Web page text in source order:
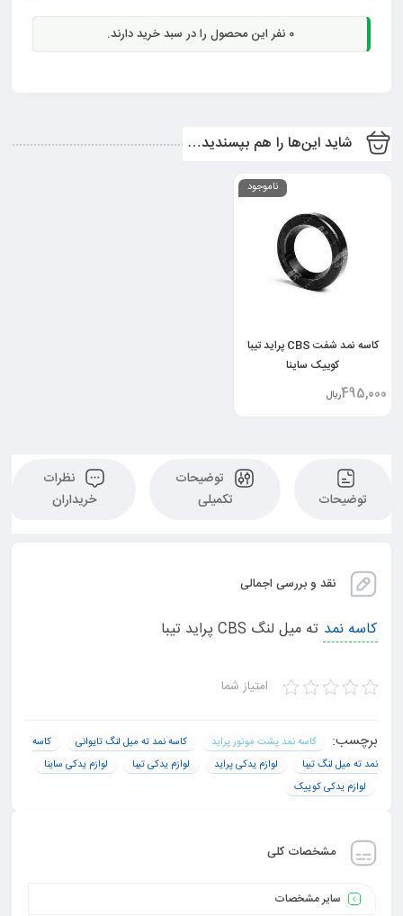
0 نفر این محصول را در سبد خرید دارند.
شاید این‌ها را هم بپسندید…
ناموجود
کاسه نمد شفت CBS پراید تیبا
کوییک ساینا
495,000ریال
توضیحات
توضیحات
تکمیلی
نظرات
خریداران
نقد و بررسی اجمالی
کاسه نمد ته میل لنگ CBS پراید تیبا
امتیاز شما
برچسب: کاسه نمد پشت موتور پراید کاسه نمد ته میل لنگ تایوانی
کاسه
نمد ته میل لنگ تیبا
لوازم یدکی پراید لوازم یدکی تیبا
لوازم یدکی ساینا
لوازم یدکی کوییک
مشخصات کلی
سایر مشخصات